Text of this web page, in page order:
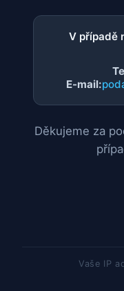
V případě
E-mail:
Děkujeme za
Vaše IP